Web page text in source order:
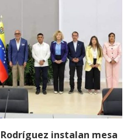
instalan mesa